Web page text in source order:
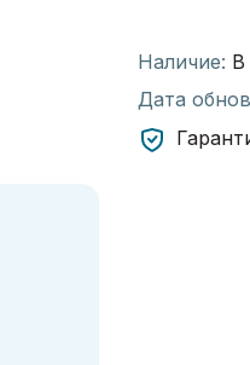
Наличие: В
Дата